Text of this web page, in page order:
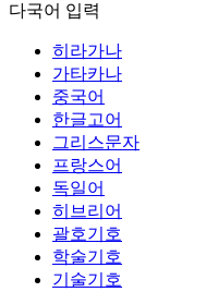
다국어 입력
히라가나
가타카나
중국어
한글고어
그리스문자
프랑스어
독일어
히브리어
괄호기호
학술기호
기술기호